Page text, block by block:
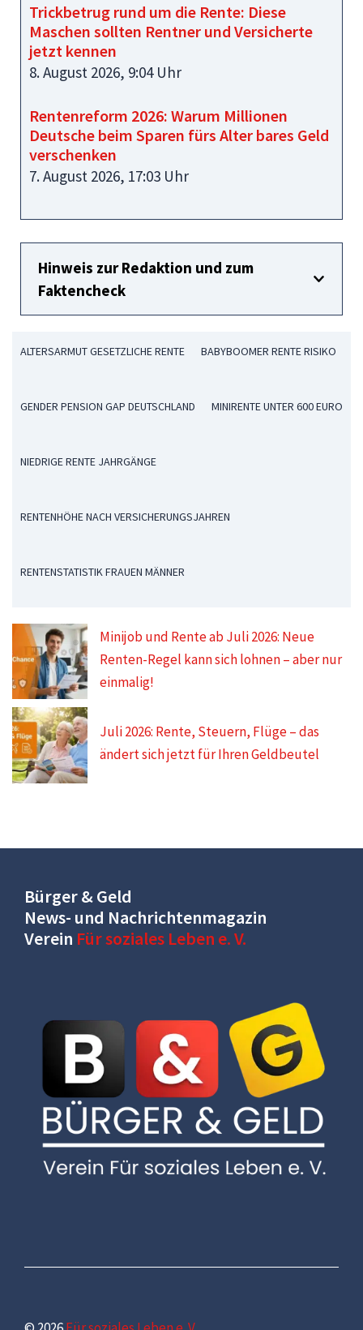
Trickbetrug rund um die Rente: Diese
Maschen sollten Rentner und Versicherte
jetzt kennen
8. August 2026, 9:04 Uhr
Rentenreform 2026: Warum Millionen
Deutsche beim Sparen fürs Alter bares Geld
verschenken
7. August 2026, 17:03 Uhr
Hinweis zur Redaktion und zum
Faktencheck
ALTERSARMUT GESETZLICHE RENTE BABYBOOMER RENTE RISIKO
GENDER PENSION GAP DEUTSCHLAND MINIRENTE UNTER 600 EURO
NIEDRIGE RENTE JAHRGÄNGE
RENTENHÖHE NACH VERSICHERUNGSJAHREN
RENTENSTATISTIK FRAUEN MÄNNER
Minijob und Rente ab Juli 2026: Neue
Renten-Regel kann sich lohnen – aber nur
einmalig!
Juli 2026: Rente, Steuern, Flüge – das
ändert sich jetzt für Ihren Geldbeutel
Bürger & Geld
News- und Nachrichtenmagazin
Verein Für soziales Leben e. V.